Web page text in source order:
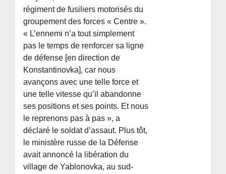
régiment de fusiliers motorisés du
groupement des forces « Centre ».
« L’ennemi n’a tout simplement
pas le temps de renforcer sa ligne
de défense [en direction de
Konstantinovka], car nous
avançons avec une telle force et
une telle vitesse qu’il abandonne
ses positions et ses points. Et nous
le reprenons pas à pas », a
déclaré le soldat d’assaut. Plus tôt,
le ministère russe de la Défense
avait annoncé la libération du
village de Yablonovka, au sud-